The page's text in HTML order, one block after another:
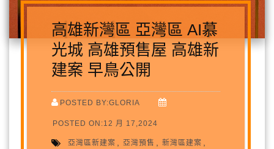
高雄新灣區 亞灣區 AI慕
光城 高雄預售屋 高雄新
建案 早鳥公開
POSTED BY:GLORIA
POSTED ON:12 月 17,2024
亞灣區新建案 亞灣預售 ,新灣區建案